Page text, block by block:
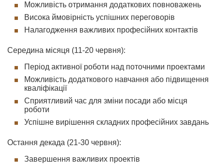
Можливість отримання додаткових повноважень
Висока ймовірність успішних переговорів
Налагодження важливих професійних контактів
Середина місяця (11-20 червня):
Період активної роботи над поточними проектами
Можливість додаткового навчання або підвищення
кваліфікації
Сприятливий час для зміни посади або місця
роботи
Успішне вирішення складних професійних завдань
Остання декада (21-30 червня):
Завершення важливих проектів